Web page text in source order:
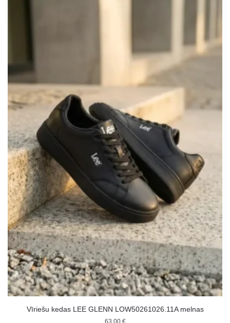
Vīriešu kedas LEE GLENN LOW50261026.11A melnas